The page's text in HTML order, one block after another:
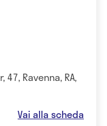
47, Ravenna, RA,
Vai alla scheda